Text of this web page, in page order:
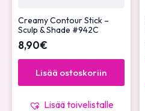
Creamy Contour Stick –
Sculp & Shade #942C
8,90€
Lisää ostoskoriin
Lisää toivelistalle